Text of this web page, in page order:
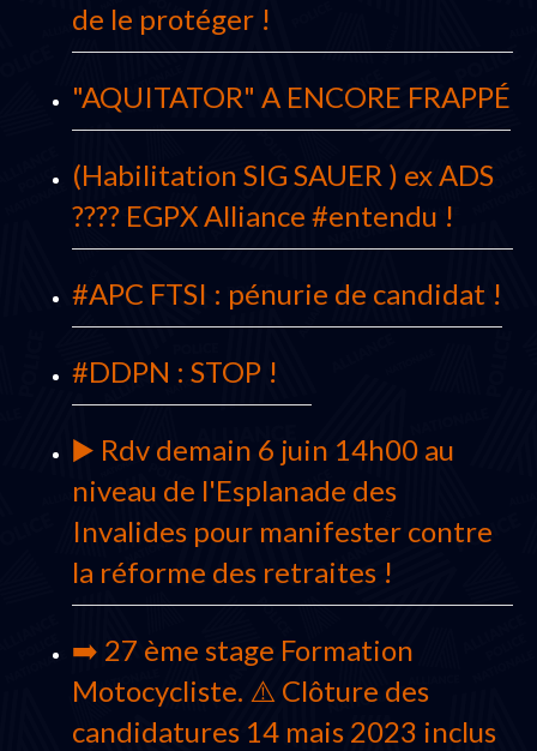
de le protéger !
"AQUITATOR" A ENCORE FRAPPÉ
(Habilitation SIG SAUER ) ex ADS
???? EGPX Alliance #entendu !
#APC FTSI : pénurie de candidat !
#DDPN : STOP !
▶️ Rdv demain 6 juin 14h00 au
niveau de l'Esplanade des
Invalides pour manifester contre
la réforme des retraites !
➡️ 27 ème stage Formation
Motocycliste. ⚠️ Clôture des
candidatures 14 mais 2023 inclus